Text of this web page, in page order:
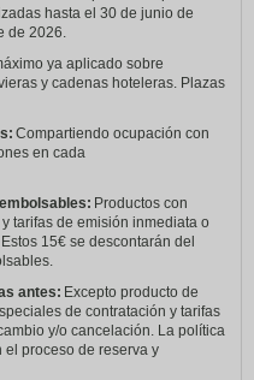
hasta el 30 de junio de
de 2026.
ya aplicado sobre
y cadenas hoteleras. Plazas
Compartiendo ocupación con
en cada
Productos con
tarifas de emisión inmediata o
15€ se descontarán del
antes: Excepto producto de
de contratación y tarifas
y/o cancelación. La política
proceso de reserva y